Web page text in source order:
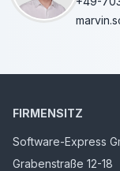
FIRMENSITZ
Software-Express
Grabenstraße 12-18